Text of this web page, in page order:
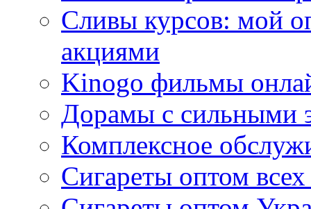
Сливы курсов: мой
акциями
Kinogo фильмы
Дорамы с сильными
Комплексное
Сигареты оптом